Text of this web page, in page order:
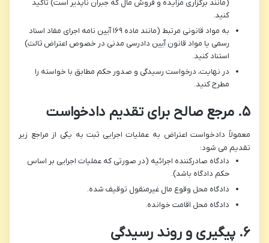
(مانند برگزاری مزایده و فروش مال که جبران ناپذیر است) تأکید
کنید.
به مواد قانونی مرتبط (مانند ماده ۱۶۹ آیین نامه اجرای مفاد اسناد
رسمی یا مواد قانون آیین دادرسی مدنی در خصوص اعتراض ثالث)
استناد کنید.
در نهایت، درخواست رسیدگی و صدور حکم مطابق با خواسته را
مطرح کنید.
۵. مرجع صالح برای تقدیم دادخواست
معمولاً دادخواست اعتراض به عملیات اجرایی ثبت به یکی از مراجع زیر
تقدیم می شود:
دادگاه صادرکننده اجرائیه (در صورتی که عملیات اجرایی بر اساس
حکم دادگاه باشد).
دادگاه محل وقوع مال غیرمنقول توقیف شده.
دادگاه محل اقامت خوانده.
۶. پیگیری و روند رسیدگی